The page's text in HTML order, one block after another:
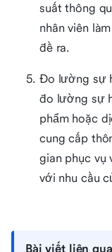
suất thông
nhân viên
đề ra.
Đo lường sự
đo lường sự
phẩm hoặc
cung cấp
gian phục vụ
với nhu cầu
Bài viết liên